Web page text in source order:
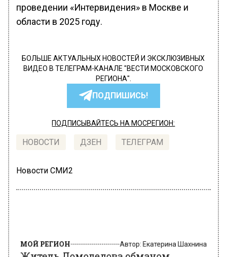
проведении «Интервидения» в Москве и
области в 2025 году.
БОЛЬШЕ АКТУАЛЬНЫХ НОВОСТЕЙ И ЭКСКЛЮЗИВНЫХ
ВИДЕО В ТЕЛЕГРАМ-КАНАЛЕ "ВЕСТИ МОСКОВСКОГО
РЕГИОНА".
ПОДПИШИСЬ!
ПОДПИСЫВАЙТЕСЬ НА МОСРЕГИОН:
НОВОСТИ ДЗЕН ТЕЛЕГРАМ
Новости СМИ2
выманил 5 миллионов рублей у